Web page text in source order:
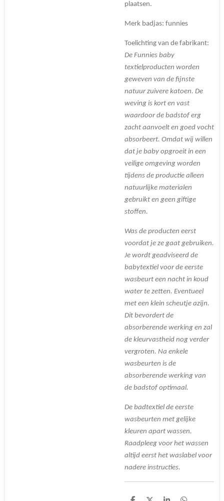
plaatsen.
Merk badjas: funnies
Toelichting van de fabrikant:
De Funnies baby
textielproducten worden
geweven van de fijnste
natuur zuivere katoen. De
weving is kort en vast
waardoor de badstof erg
zacht aanvoelt en goed vocht
absorbeert. Omdat wij willen
dat je baby opgroeit in een
veilige omgeving worden
tijdens de productie alleen
natuurlijke materialen
gebruikt en geen giftige
stoffen.
Was de producten eerst
voordat je ze gaat gebruiken.
Je wordt geadviseerd de
babytextiel voor de eerste
wasbeurt een nacht in koud
water te zetten. Eventueel
met een klein scheutje azijn.
Dit bevordert de
absorberende werking en zal
de kleurvastheid nog verder
vergroten. Na enkele
wasbeurten is de
absorberende werking van
de badstof optimaal.
De badtextiel de eerste
wasbeurten met gelijke
kleuren apart wassen.
Raadpleeg voor het wassen
altijd eerst het waslabel voor
nadere instructies.